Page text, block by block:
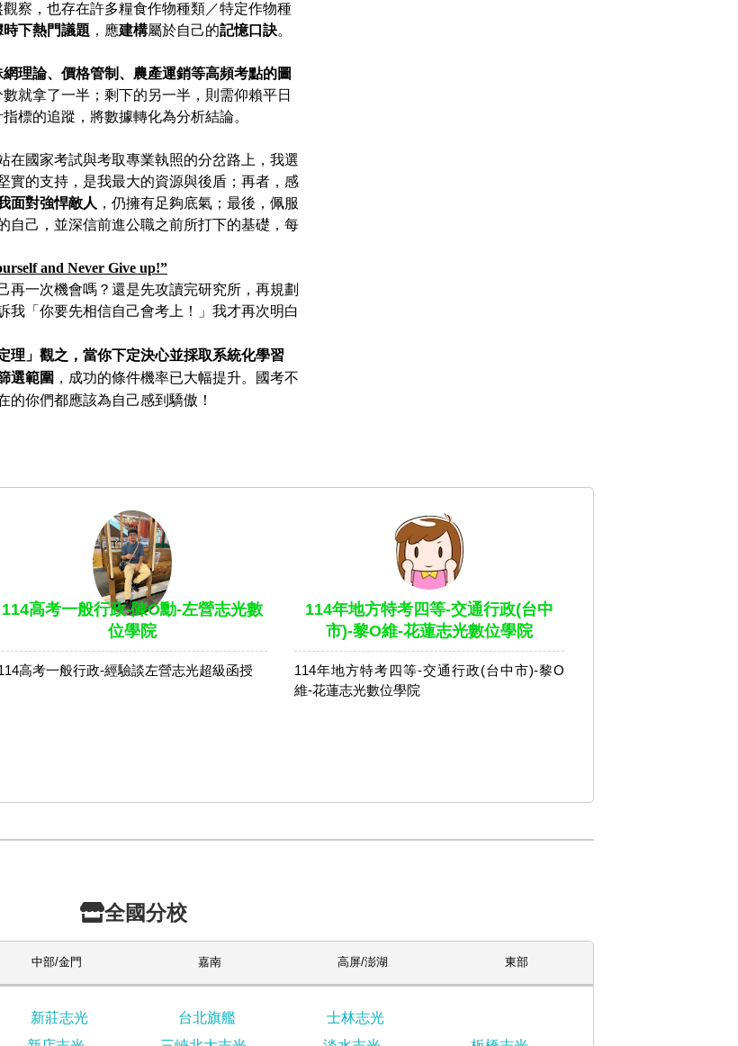
察，也存在許多糧食作物種類／特定作物種
時下熱門議題 ，應建構屬於自己的記憶口訣。
網理論、價格管制、農產運銷等高頻考點的圖
就拿了一半；剩下的另一半，則需仰賴平日
標的追蹤，將數據轉化為分析結論。
在國家考試與考取專業執照的分岔路上，我選
實的支持，是我最大的資源與後盾；再者，感
面對強悍敵人 ，仍擁有足夠底氣；最後，佩服
自己，並深信前進公職之前所打下的基礎，每
and Never Give up!”
再一次機會嗎？還是先攻讀完研究所，再規劃
我「你要先相信自己會考上！」我才再次明白
理」觀之，當你下定決心並採取系統化學習
選範圍 ，成功的條件機率已大幅提升。國考不
的你們都應該為自己感到驕傲！
114高考一般行政-陳O勳-左營志光數
位學院
高考一般行政-經驗談左營志光超級函授
114年地方特考四等-交通行政(台中
市)-黎O維-花蓮志光數位學院
114年地方特考四等-交通行政(台中市)-黎O
維-花蓮志光數位學院
全國分校
中部/金門 嘉南 高屏/澎湖 東部
新莊志光 台北旗艦
士林志光